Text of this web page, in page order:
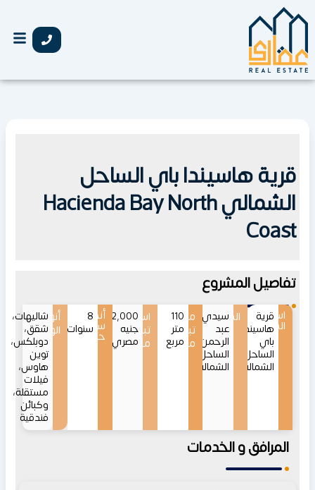
تخطي
إلى
قرية هاسيندا باي الساحل
الشمالي Hacienda Bay North
Coast
تفاصيل المشروع
اسم
المشروع
قرية
هاسيندا
باي
الساحل
الشمالي
الموقع
سيدي
عبد
الرحمن،
الساحل
الشمالي
مساحات
تبدأ
من
110
متر
مربع
اسعار
تبدأ
من
12,192,000
جنيه
مصري
أنظمة
سداد
حتى
8
سنوات
أنواع
الوحدات
شاليهات،
شقق،
دوبلكس،
توين
هاوس،
فيلات
مستقلة،
وكبائن
فندقية
المرافق و الخدمات